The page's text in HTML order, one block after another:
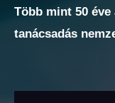
Több mint 50
tanácsadás